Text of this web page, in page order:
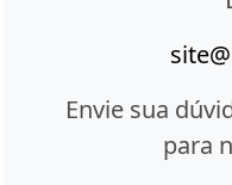
Envie sua
para